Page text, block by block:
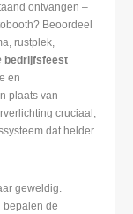
ontvangen –
Beoordeel
rustplek,
bedrijfsfeest
en
plaats van
cruciaal;
dat helder
geweldig.
bepalen de